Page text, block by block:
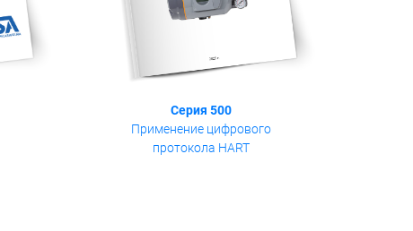
Серия 500
Применение цифрового
протокола HART